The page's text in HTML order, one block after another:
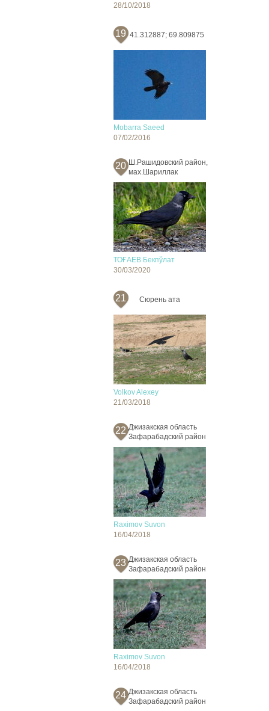
28/10/2018
19 41.312887; 69.809875
Mobarra Saeed
07/02/2016
20 Ш.Рашидовский район,
мах.Шариллак
ТОҒАЕВ Бекпўлат
30/03/2020
21 Сюрень ата
Volkov Alexey
21/03/2018
22 Джизакская область
Зафарабадский район
Raximov Suvon
16/04/2018
23 Джизакская область
Зафарабадский район
Raximov Suvon
16/04/2018
24 Джизакская область
Зафарабадский район